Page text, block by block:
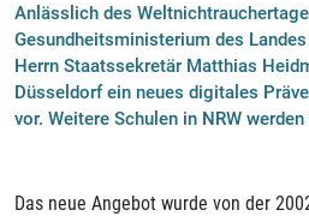
Anlässlich des
Gesundheitsministerium des
Herrn Staatssekretär Matthias
Düsseldorf ein neues digitales
vor. Weitere Schulen in NRW
Das neue Angebot wurde von der